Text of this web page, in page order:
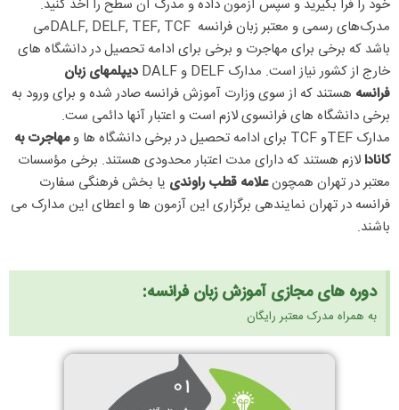
خود را فرا بگیرید و سپس آزمون داده و مدرک آن سطح را اخذ کنید.
مدرکهای رسمی و معتبر زبان فرانسه DALF, DELF, TEF, TCFمی
باشد که برخی برای مهاجرت و برخی برای ادامه تحصیل در دانشگاه های
خارج از کشور نیاز است. مدارک DELF و DALF دیپلم­های زبان
فرانسه هستند که از سوی وزارت آموزش فرانسه صادر شده و برای ورود به
برخی دانشگاه های فرانسوی لازم است و اعتبار آنها دائمی ست.
مدارک TEFو TCF برای ادامه تحصیل در برخی دانشگاه ها ومهاجرت به
کانادالازم هستند که دارای مدت اعتبار محدودی هستند. برخی مؤسسات
معتبر در تهران همچونعلامه قطب راوندی یا بخش فرهنگی سفارت
فرانسه در تهران نماینده­ی برگزاری این آزمون ها و اعطای این مدارک می
باشند.
دوره های مجازی آموزش زبان فرانسه:
به همراه مدرک معتبر رایگان